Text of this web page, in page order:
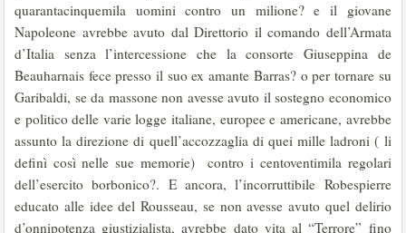
quarantacinquemila uomini contro un milione? e il giovane
Napoleone avrebbe avuto dal Direttorio il comando dell’Armata
d’Italia senza l’intercessione che la consorte Giuseppina de
Beauharnais fece presso il suo ex amante Barras? o per tornare su
Garibaldi, se da massone non avesse avuto il sostegno economico
e politico delle varie logge italiane, europee e americane, avrebbe
assunto la direzione di quell’accozzaglia di quei mille ladroni ( li
definì così nelle sue memorie) contro i centoventimila regolari
dell’esercito borbonico?. E ancora, l’incorruttibile Robespierre
educato alle idee del Rousseau, se non avesse avuto quel delirio
d’onnipotenza giustizialista, avrebbe dato vita al “Terrore” fino